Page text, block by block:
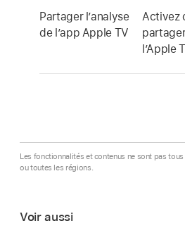
Partager l’analyse
de l’app Apple TV
Activez
l’Apple
Les fonctionnalités et contenus ne sont pas
ou toutes les régions.
Voir aussi